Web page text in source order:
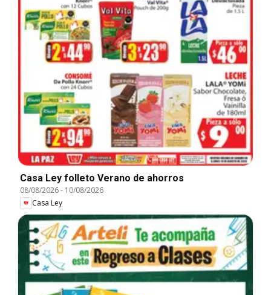
Casa Ley folleto Verano de ahorros
08/08/2026- 10/08/2026
Casa Ley